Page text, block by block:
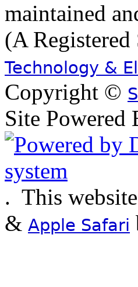
maintained
(A
Technology &
Copyright ©
Site Powered
. This
& Apple Safari